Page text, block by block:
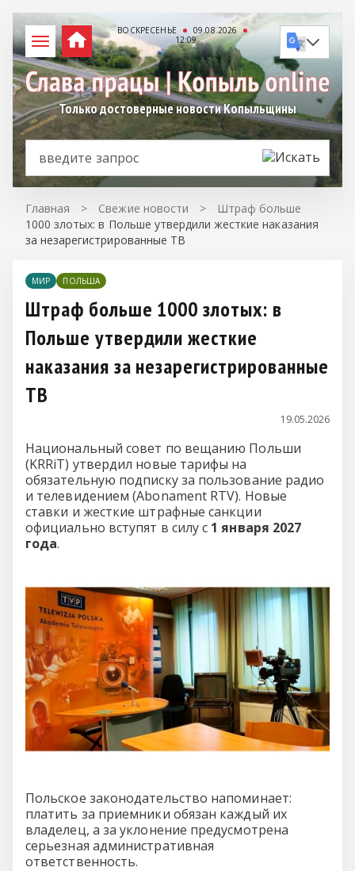
ВОСКРЕСЕНЬЕ
09.08.2026
12:09
Только достоверные новости Копыльщины
Главная > Свежие новости >
Штраф больше
1000 злотых: в Польше утвердили жесткие наказания
за незарегистрированные ТВ
МИР ПОЛЬША
Штраф больше 1000 злотых: в
Польше утвердили жесткие
наказания за незарегистрированные
ТВ
19.05.2026
Национальный совет по вещанию Польши
(KRRiT) утвердил новые тарифы на
обязательную подписку за пользование радио
и телевидением (Abonament RTV). Новые
ставки и жесткие штрафные санкции
официально вступят в силу с 1 января 2027
года.
Польское законодательство напоминает:
платить за приемники обязан каждый их
владелец, а за уклонение предусмотрена
серьезная административная
ответственность.